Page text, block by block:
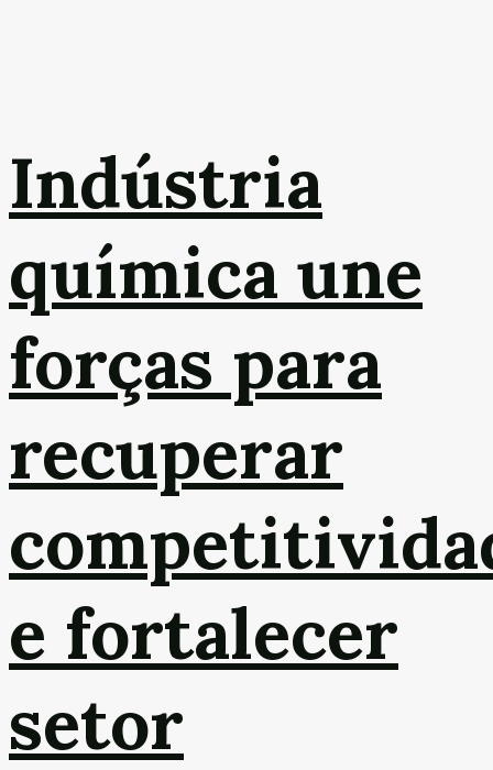
Indústria
química une
forças para
recuperar
e fortalecer
setor